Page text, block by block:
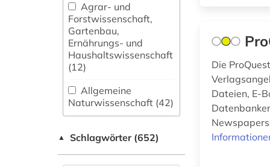
Agrar- und
Forstwissenschaft,
Gartenbau,
Ernährungs- und
Haushaltswissenschaft
(12)
Allgemeine
Naturwissenschaft (42)
fachübergreifende
▲ Schlagwörter (652)
Die
Dateien, E-